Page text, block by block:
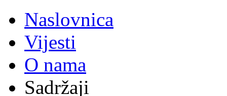
Naslovnica
Vijesti
O nama
Sadržaji